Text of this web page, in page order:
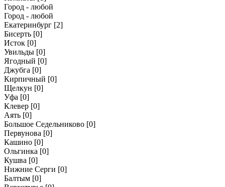
Город - любой
Город - любой
Екатеринбург [2]
Бисерть [0]
Исток [0]
Увильды [0]
Ягодный [0]
Джубга [0]
Кирпичный [0]
Щелкун [0]
Уфа [0]
Клевер [0]
Аять [0]
Большое Седельниково [0]
Первунова [0]
Кашино [0]
Ольгинка [0]
Кушва [0]
Нижние Серги [0]
Балтым [0]